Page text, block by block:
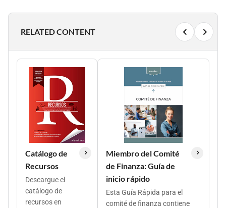
RELATED CONTENT
Catálogo de
Recursos
Descargue el
catálogo de
recursos en
Miembro del Comité
de Finanza: Guía de
inicio rápido
Esta Guía Rápida para el
comité de finanza contiene